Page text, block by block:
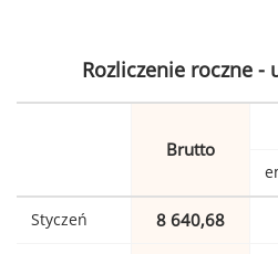
Rozliczenie roczne -
Brutto
Styczeń 8 640,68